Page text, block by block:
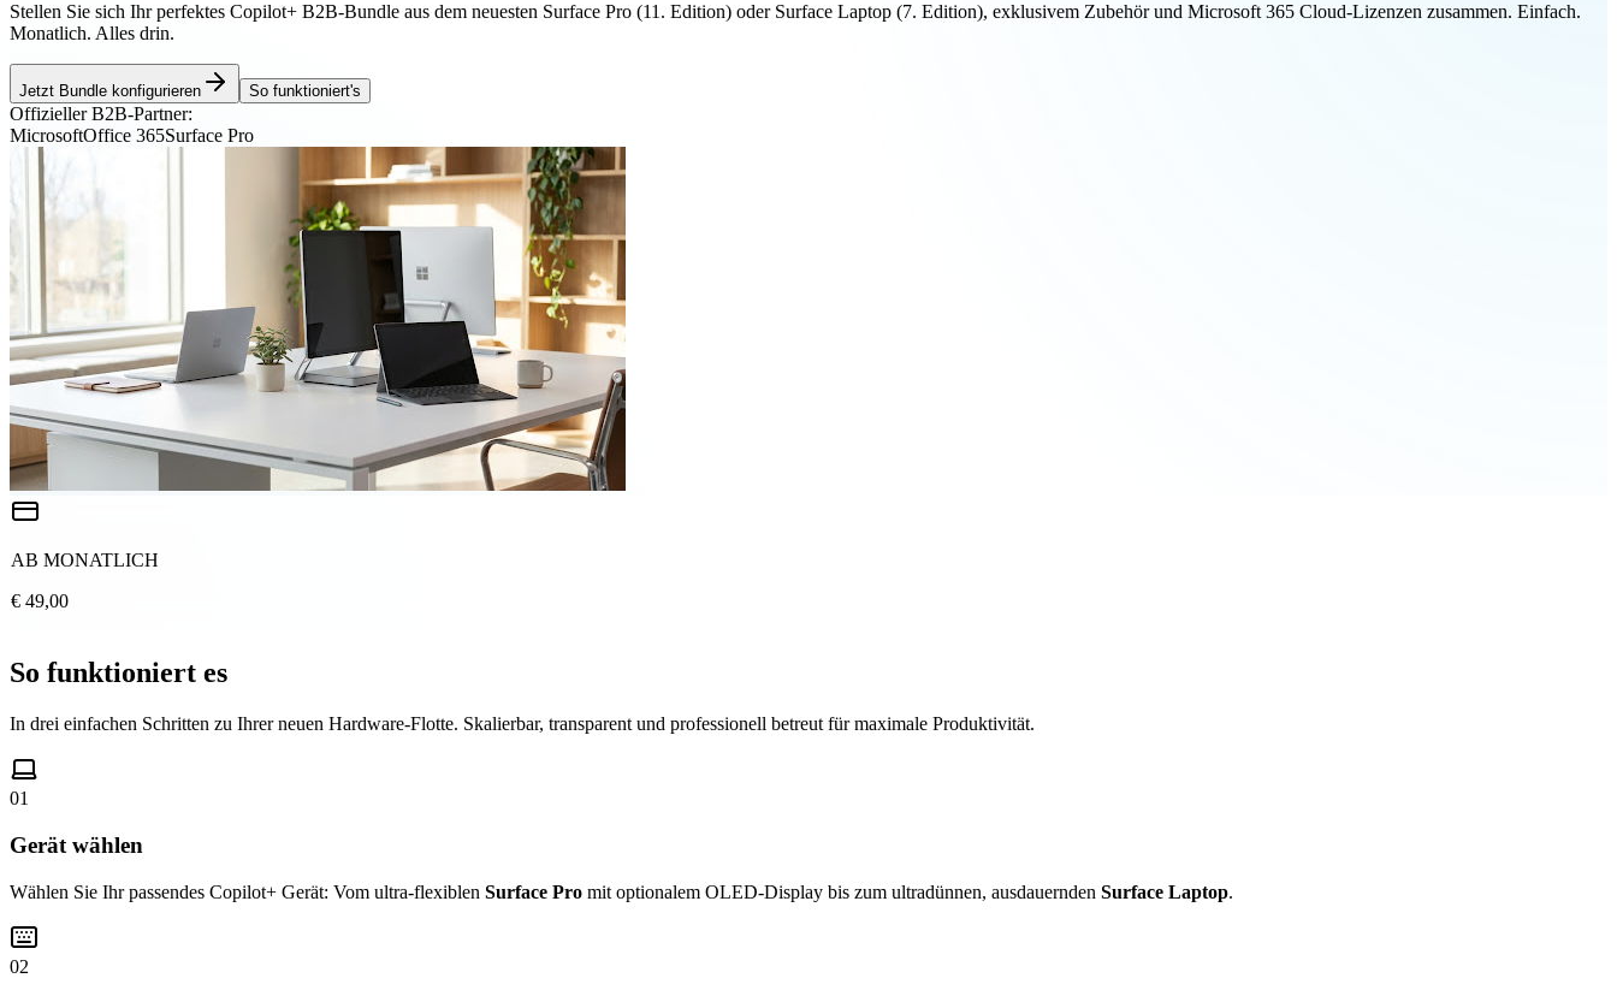
Stellen Sie sich Ihr perfektes Copilot+ B2B-Bundle aus dem neuesten Surface Pro (11. Edition) oder Surface Laptop (7. Edition), exklusivem Zubehör und Microsoft 365 Cloud-Lizenzen zusammen. Einfach.
Monatlich. Alles drin.
Jetzt Bundle konfigurieren So funktioniert's
Offizieller B2B-Partner:
MicrosoftOffice 365Surface Pro
AB MONATLICH
€ 49,00
So funktioniert es
In drei einfachen Schritten zu Ihrer neuen Hardware-Flotte. Skalierbar, transparent und professionell betreut für maximale Produktivität.
01
Gerät wählen
Wählen Sie Ihr passendes Copilot+ Gerät: Vom ultra-flexiblen Surface Pro mit optionalem OLED-Display bis zum ultradünnen, ausdauernden Surface Laptop.
02